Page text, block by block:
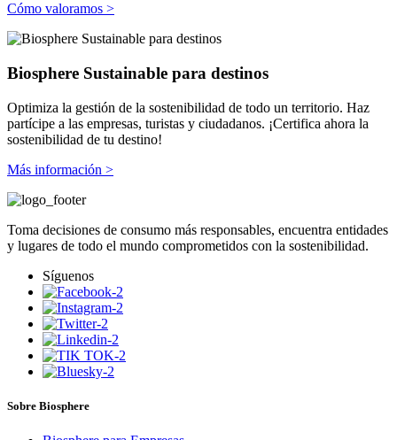
Cómo valoramos >
Biosphere Sustainable para destinos
Optimiza la gestión de la sostenibilidad de todo un territorio. Haz
partícipe a las empresas, turistas y ciudadanos. ¡Certifica ahora la
sostenibilidad de tu destino!
Más información >
Toma decisiones de consumo más responsables, encuentra entidades
y lugares de todo el mundo comprometidos con la sostenibilidad.
Síguenos
Sobre Biosphere